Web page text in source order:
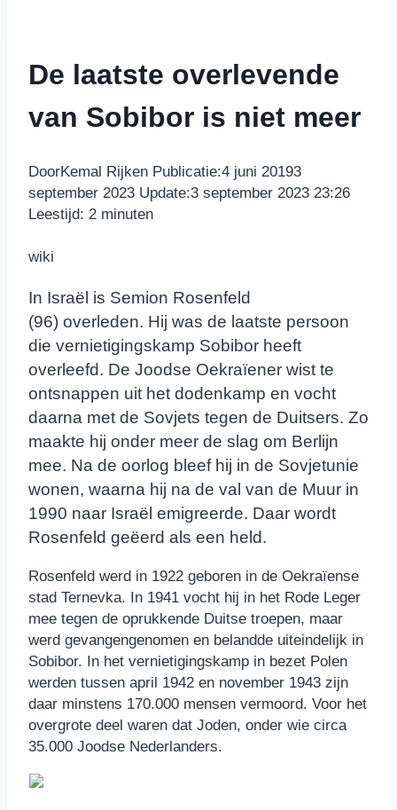
De laatste overlevende
van Sobibor is niet meer
DoorKemal Rijken Publicatie:4 juni 20193
september 2023 Update:3 september 2023 23:26
Leestijd: 2 minuten
wiki
In Israël is Semion Rosenfeld
(96) overleden. Hij was de laatste persoon
die vernietigingskamp Sobibor heeft
overleefd. De Joodse Oekraïener wist te
ontsnappen uit het dodenkamp en vocht
daarna met de Sovjets tegen de Duitsers. Zo
maakte hij onder meer de slag om Berlijn
mee. Na de oorlog bleef hij in de Sovjetunie
wonen, waarna hij na de val van de Muur in
1990 naar Israël emigreerde. Daar wordt
Rosenfeld geëerd als een held.
Rosenfeld werd in 1922 geboren in de Oekraïense
stad Ternevka. In 1941 vocht hij in het Rode Leger
mee tegen de oprukkende Duitse troepen, maar
werd gevangengenomen en belandde uiteindelijk in
Sobibor. In het vernietigingskamp in bezet Polen
werden tussen april 1942 en november 1943 zijn
daar minstens 170.000 mensen vermoord. Voor het
overgrote deel waren dat Joden, onder wie circa
35.000 Joodse Nederlanders.